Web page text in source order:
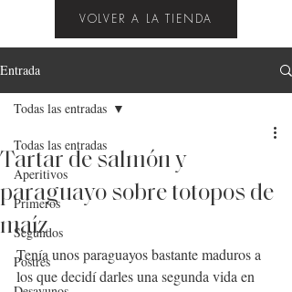
VOLVER A LA TIENDA
Entrada
Todas las entradas
Aperitivos
Primeros
Segundos
Postres
Todas las entradas
Tartar de salmón y
paraguayo sobre totopos de
maíz
Tenía unos paraguayos bastante maduros a
los que decidí darles una segunda vida en